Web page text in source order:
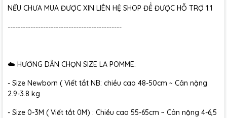
NẾU CHƯA MUA ĐƯỢC XIN LIÊN HỆ SHOP ĐỂ ĐƯỢC HỖ TRỢ 1:1
---------------------------------------------
☁️ HƯỚNG DẪN CHỌN SIZE LA POMME:
- Size Newborn ( Viết tắt NB: chiều cao 48-50cm ~ Cân nặng
2.9-3.8 kg
- Size 0-3M ( Viết tắt 0M) : Chiều cao 55-65cm ~ Cân nặng 4-6,5